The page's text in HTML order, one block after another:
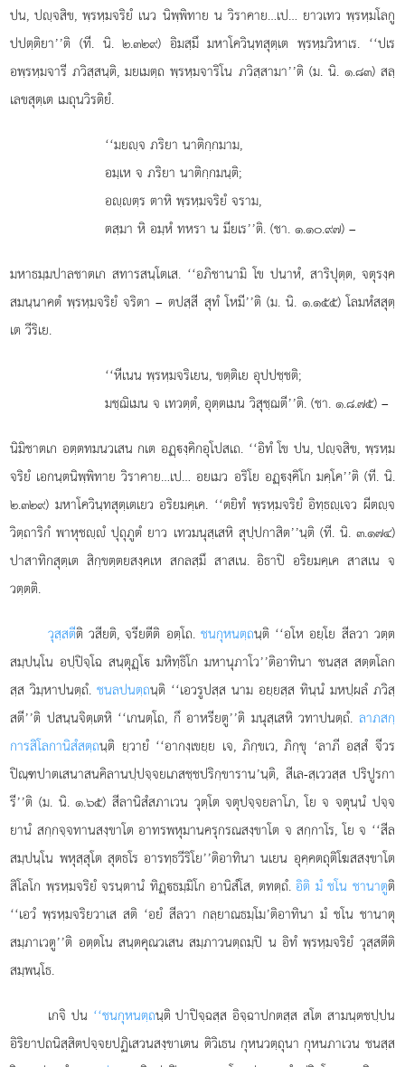
ปน, ปฺจสิข, พฺรหฺมจริยํ เนว นิพฺพิทาย น วิราคาย…เป… ยาวเทว พฺรหฺมโลกู
ปปตฺติยา’’ติ (ที. นิ. ๒.๓๒๙) อิมสฺมึ มหาโควินฺทสุตฺเต พฺรหฺมวิหาเร. ‘‘ปเร
อพฺรหฺมจารี ภวิสฺสนฺติ, มยเมตฺถ พฺรหฺมจาริโน ภวิสฺสามา’’ติ (ม. นิ. ๑.๘๓) สลฺ
เลขสุตฺเต เมถุนวิรติยํ.
‘‘มยฺจ ภริยา นาติกฺกมาม,
อมฺเห จ ภริยา นาติกฺกมนฺติ;
อฺตฺร ตาหิ พฺรหฺมจริยํ จราม,
ตสฺมา หิ อมฺหํ ทหรา น มียเร’’ติ. (ชา. ๑.๑๐.๙๗) –
มหาธมฺมปาลชาตเก สทารสนฺโตเส. ‘‘อภิชานามิ โข ปนาหํ, สาริปุตฺต, จตุรงฺค
สมนฺนาคตํ พฺรหฺมจริยํจริตา – ตปสฺสี สุทํ โหมี’’ติ (ม. นิ. ๑.๑๕๕) โลมหํสสุตฺ
เต วีริเย.
‘‘หีเนน พฺรหฺมจริเยน, ขตฺติเย อุปปชฺชติ;
มชฺฌิเมน จ เทวตฺตํ, อุตฺตเมน วิสุชฺฌตี’’ติ. (ชา. ๑.๘.๗๕) –
นิมิชาตเก อตฺตทมนวเสน กเต อฏฺงฺคิกอุโปสเถ. ‘‘อิทํ โข ปน, ปฺจสิข, พฺรหฺม
จริยํ เอกนฺตนิพฺพิทาย วิราคาย…เป… อยเมว อริโย อฏฺงฺคิโก มคฺโค’’ติ (ที. นิ.
๒.๓๒๙) มหาโควินฺทสุตฺเตเยว อริยมคฺเค. ‘‘ตยิทํ พฺรหฺมจริยํ อิทฺธฺเจว ผีตฺจ
วิตฺถาริกํ พาหุชฺํ ปุถุภูตํ ยาว เทวมนุสฺเสหิ สุปฺปกาสิต’’นฺติ (ที. นิ. ๓.๑๗๔)
ปาสาทิกสุตฺเต สิกฺขตฺตยสงฺคเห สกลสฺมึ สาสเน. อิธาปิ อริยมคฺเค สาสเน จ
วตฺตติ.
วุสฺสตีติวสียติ, จรียตีติ อตฺโถ. ชนกุหนตฺถนฺติ ‘‘อโห อยฺโย สีลวา วตฺต
สมฺปนฺโน อปฺปิจฺโฉ สนฺตุฏฺโ มหิทฺธิโก มหานุภาโว’’ติอาทินา ชนสฺส สตฺตโลก
สฺส วิมฺหาปนตฺถํ.ชนลปนตฺถนฺติ ‘‘เอวรูปสฺส นาม อยฺยสฺส ทินฺนํ มหปฺผลํ ภวิสฺ
สตี’’ติ ปสนฺนจิตฺเตหิ ‘‘เกนตฺโถ, กึ อาหรียตู’’ติ มนุสฺเสหิ วทาปนตฺถํ. ลาภสกฺ
การสิโลกานิสํสตฺถนฺติ ยฺวายํ ‘‘อากงฺเขยฺย เจ, ภิกฺขเว, ภิกฺขุ ‘ลาภี อสฺสํ จีวร
ปิณฺฑปาตเสนาสนคิลานปฺปจฺจยเภสชฺชปริกฺขาราน’นฺติ, สีเล-สฺเววสฺส ปริปูรกา
รี’’ติ (ม. นิ. ๑.๖๕) สีลานิสํสภาเวน วุตฺโต จตุปจฺจยลาโภ, โย จ จตุนฺนํ ปจฺจ
ยานํ สกฺกจฺจทานสงฺขาโต อาทรพหุมานครุกรณสงฺขาโต จ สกฺกาโร, โย จ ‘‘สีล
สมฺปนฺโน พหุสฺสุโต สุตธโร อารทฺธวีริโย’’ติอาทินา นเยน อุคฺคตถุติโฆสสงฺขาโต
สิโลโก พฺรหฺมจริยํ จรนฺตานํ ทิฏฺธมฺมิโก อานิสํโส, ตทตฺถํ.อิติ มํ ชโน ชานาตูติ
‘‘เอวํ พฺรหฺมจริยวาเส สติ ‘อยํ สีลวา กลฺยาณธมฺโม’ติอาทินา มํ ชโน ชานาตุ
สมฺภาเวตู’’ติ อตฺตโน สนฺตคุณวเสน สมฺภาวนตฺถมฺปิ น อิทํ พฺรหฺมจริยํ วุสฺสตีติ
สมฺพนฺโธ.
เกจิ ปน ‘‘ชนกุหนตฺถนฺติ ปาปิจฺฉสฺส อิจฺฉาปกตสฺส สโต สามนฺตชปฺปน
อิริยาปถนิสฺสิตปจฺจยปฏิเสวนสงฺขาเตน ติวิเธน กุหนวตฺถุนา กุหนภาเวน ชนสฺส